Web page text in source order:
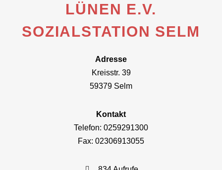
LÜNEN E.V.
SOZIALSTATION SELM
Adresse
Kreisstr. 39
59379 Selm
Kontakt
Telefon: 0259291300
Fax: 02306913055